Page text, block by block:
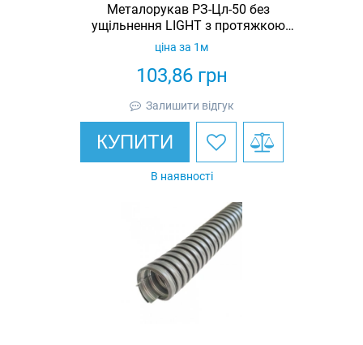
Металорукав РЗ-Цл-50 без
ущільнення LIGHT з протяжкою
(бухта 10м)
103,86грн
ціна за 1м
Залишити відгук
КУПИТИ
В наявності